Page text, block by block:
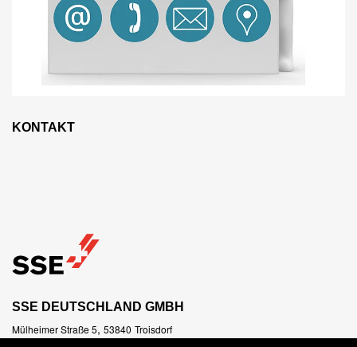
KONTAKT
SSE DEUTSCHLAND GMBH
Mülheimer Straße 5, 53840 Troisdorf
Tel.+49 2241 48290